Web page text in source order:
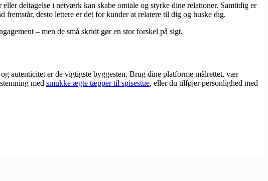
deltagelse i netværk kan skabe omtale og styrke dine relationer. Samtidig er
desto lettere er det for kunder at relatere til dig og huske dig.
– men de små skridt gør en stor forskel på sigt.
autenticitet er de vigtigste byggesten. Brug dine platforme målrettet, vær
med smukke ægte tæpper til spisestue, eller du tilføjer personlighed med